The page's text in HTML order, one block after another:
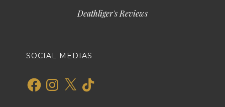
Deathliger's Reviews
SOCIAL MEDIAS
FacebookInstagram
X TikTok